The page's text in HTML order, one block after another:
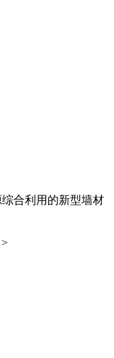
合利用的新型墙材
>